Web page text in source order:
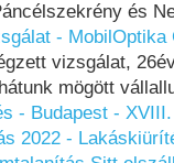
és
- MobilOptika
vizsgálat,
mögött
- Budapest -
2022 -